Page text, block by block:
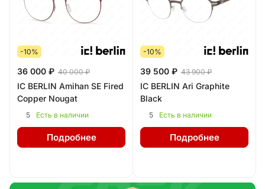
-10%
36 000 ₽ 40 000 ₽
IC BERLIN Amihan SE Fired
Copper Nougat
5 Есть в наличии
Подробнее
-10%
39 500 ₽ 43 900 ₽
IC BERLIN Ari Graphite
Black
5 Есть в наличии
Подробнее